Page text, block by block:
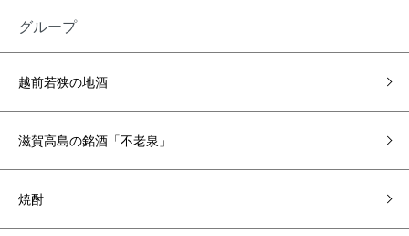
グループ
越前若狭の地酒
滋賀高島の銘酒「不老泉」
焼酎